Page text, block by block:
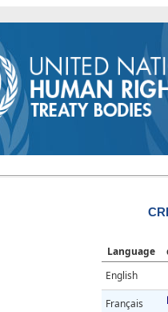
Language
English
Français